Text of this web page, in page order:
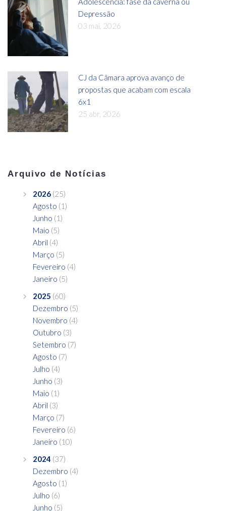
Depressão
03 mai, 2026
CJ da Câmara aprova avanço de
propostas que acabam com escala
6x1
25 abr, 2026
Arquivo de Notícias
2026 (25)
Agosto (1)
Junho (1)
Maio (5)
Abril (4)
Março (5)
Fevereiro (4)
Janeiro (5)
2025 (60)
Dezembro (5)
Novembro (4)
Outubro (3)
Setembro (7)
Agosto (7)
Julho (4)
Junho (3)
Maio (1)
Abril (3)
Março (7)
Fevereiro (6)
Janeiro (10)
2024 (37)
Dezembro (4)
Agosto (1)
Julho (6)
Junho (5)